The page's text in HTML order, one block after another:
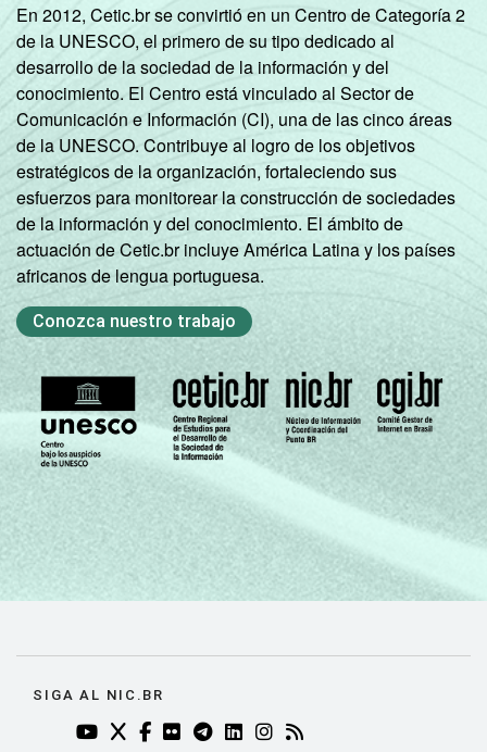
En 2012, Cetic.br se convirtió en un Centro de Categoría 2
de la UNESCO, el primero de su tipo dedicado al
desarrollo de la sociedad de la información y del
conocimiento. El Centro está vinculado al Sector de
Comunicación e Información (CI), una de las cinco áreas
de la UNESCO. Contribuye al logro de los objetivos
estratégicos de la organización, fortaleciendo sus
esfuerzos para monitorear la construcción de sociedades
de la información y del conocimiento. El ámbito de
actuación de Cetic.br incluye América Latina y los países
africanos de lengua portuguesa.
Conozca nuestro trabajo
SIGA AL NIC.BR
YOUTUBE DO NIC.BR (ABRE EM NOVA ABA)
TWITTER DO NIC.BR (ABRE EM NOVA ABA)
FACEBOOK DO NIC.BR (ABRE EM NOVA
FLICKR DO NIC.BR (ABRE EM NOVA
TELEGRAM DO NIC.BR (ABRE EM
LINKEDIN DO NIC.BR (ABRE
INSTAGRAM DO NIC.BR
RSS DO NIC.BR (ABRE